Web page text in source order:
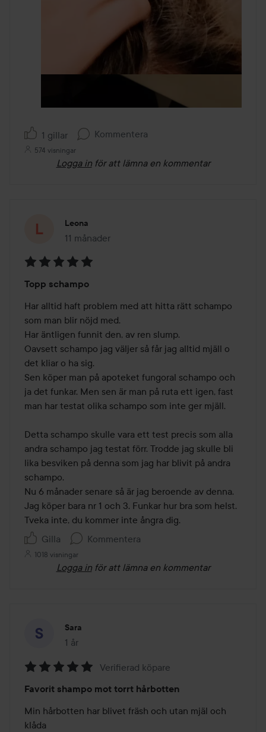
1 gillar Kommentera
574 visningar
Logga in för att lämna en kommentar
Leona
11 månader
Inlägget skapades 11 månader
5
av
5
Topp schampo
Har alltid haft problem med att hitta rätt schampo
som man blir nöjd med.
Har äntligen funnit den, av ren slump.
Oavsett schampo jag väljer så får jag alltid mjäll o
det kliar o ha sig.
Sen köper man på apoteket fungoral schampo och
ja det funkar. Men sen är man på ruta ett igen, fast
man har testat olika schampo som inte ger mjäll.
Detta schampo skulle vara ett test precis som alla
andra schampo jag testat förr. Trodde jag skulle bli
lika besviken på denna som jag har blivit på andra
schampo.
Nu 6 månader senare så är jag beroende av denna.
Jag köper bara nr 1 och 3. Funkar hur bra som helst.
Tveka inte, du kommer inte ångra dig.
Gilla
Kommentera
1018 visningar
Logga in för att lämna en kommentar
Sara
1 år
Inlägget skapades 1 år
5
av
5
Verifierad köpare
Favorit shampo mot torrt hårbotten
Min hårbotten har blivet fräsh och utan mjäl och
klåda